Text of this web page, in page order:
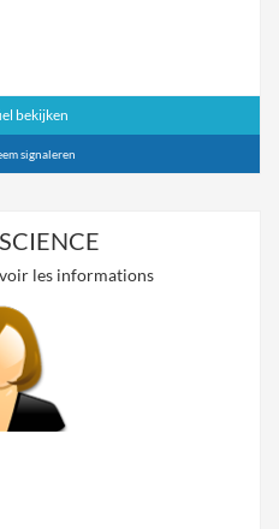
bekijken
signaleren
les informations